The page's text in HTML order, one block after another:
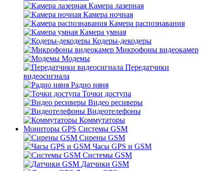
Камера лазерная
Камера ночная
Камера распознавания
Камера умная
Кодеры-декодеры
Микрофоны видеокамер
Модемы
Передатчики
видеосигнала
Радио няня
Точки доступа
Видео ресиверы
Видеотелефоны
Коммутаторы
Мониторы GPS Системы GSM
Сирены GSM
Часы GPS и GSM
Системы GSM
Датчики GSM